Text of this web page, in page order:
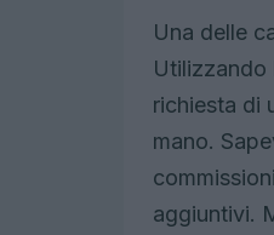
Una delle
Utilizzando
richiesta di
mano.
aggiuntivi.